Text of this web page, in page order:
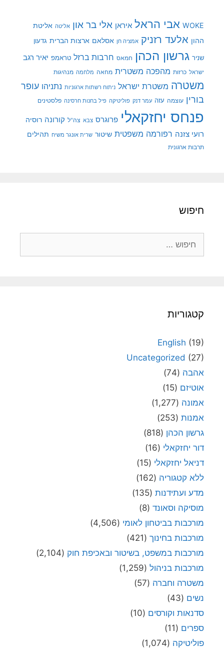
WOKE אבי הראל איראן אלי בר און אליטה אליטת
ההון אלעד רזניק אמציה חן אסלאם ארצות הברית גדעון
שניר גרשון הכהן חמאס חרבות ברזל טראמפ יאיר רגב
ישראל כרזות מהפכה משטרית מחאה מלחמה מנהיגות
משטרה משטרת ישראל ניתוח רשתות ארגוניות נתניהו עופר
בורין עוצמה עזה עמר דנק פוליטיקה פיל בחנות חרסינה פלסטינים
פנחס יחזקאלי פרוגרס צבא צה"ל קורונה רוסיה
רועי צזנה רפורמה משפטית שיטור שרית אונגר משיח תהילים
תרבות ארגונית
חיפוש
קטגוריות
English (19)
Uncategorized (27)
אהבה (74)
אוטיזם (15)
אמונה (1,277)
אמנות (253)
גרשון הכהן (818)
דור יחזקאלי (16)
דניאל יחזקאלי (15)
ללא קטגוריה (162)
מדע ועתידנות (135)
מוסיקה וסאונד (8)
מורכבות בביטחון לאומי (4,506)
מורכבות בחינוך (421)
מורכבות במשפט, בשיטור ובאכיפת חוק (2,104)
מורכבות בניהול (1,259)
משטרה וחברה (57)
נשים (43)
סדנאות וקורסים (10)
ספרים (11)
פוליטיקה (1,074)